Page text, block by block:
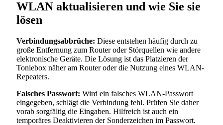
WLAN aktualisieren und wie Sie sie
lösen
Verbindungsabbrüche: Diese entstehen häufig durch zu
große Entfernung zum Router oder Störquellen wie andere
elektronische Geräte. Die Lösung ist das Platzieren der
Toniebox näher am Router oder die Nutzung eines WLAN-
Repeaters.
Falsches Passwort: Wird ein falsches WLAN-Passwort
eingegeben, schlägt die Verbindung fehl. Prüfen Sie daher
vorab sorgfältig die Eingaben. Hilfreich ist auch ein
temporäres Deaktivieren der Sonderzeichen im Passwort.